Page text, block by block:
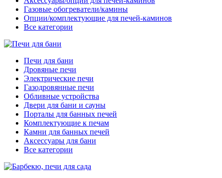
Газовые обогреватели/камины
Опции/комплектующие для печей-каминов
Все категории
Печи для бани
Дровяные печи
Электрические печи
Газодровянные печи
Обливные устройства
Двери для бани и сауны
Порталы для банных печей
Комплектующие к печам
Камни для банных печей
Аксессуары для бани
Все категории